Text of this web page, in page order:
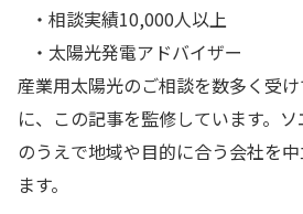
・相談実績10,000人以上
・太陽光発電アドバイザー
産業用太陽光のご相談を数多く受
に、この記事を監修しています。
のうえで地域や目的に合う会社を
ます。